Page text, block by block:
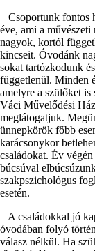
Csoportunk fontos
éve, ami a művészeti
nagyok, kortól
kincseit. Óvodánk
sokat tartózkodunk
függetlenül. Minden
amelyre a szülőket is
Váci Művelődési
meglátogatjuk.
ünnepkörök főbb
karácsonykor
családokat. Év
búcsúval
szakpszichológus
esetén.
A családokkal jó
óvodában folyó
válasz nélkül. Ha